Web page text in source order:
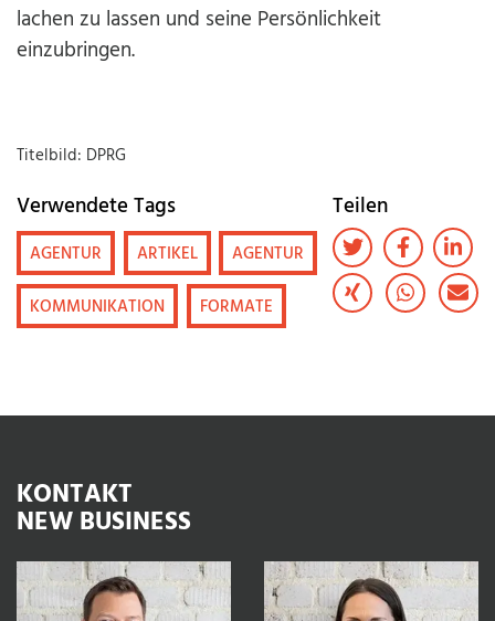
lachen zu lassen und seine Persönlichkeit
einzubringen.
Titelbild: DPRG
Verwendete Tags
AGENTUR ARTIKEL
AGENTUR
KOMMUNIKATION
FORMATE
Teilen
KONTAKT
NEW BUSINESS